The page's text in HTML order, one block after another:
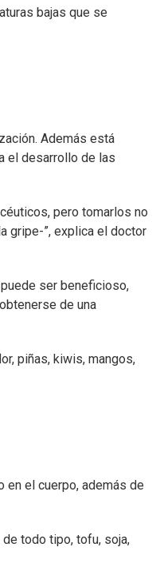
bajas que se
Además está
el desarrollo de las
pero tomarlos no
gripe-”, explica el doctor
ser beneficioso,
de una
piñas, kiwis, mangos,
en el cuerpo, además de
todo tipo, tofu, soja,